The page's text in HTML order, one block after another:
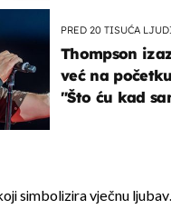
PRED 20 TISUĆA
Thompson
već na
"Što ću kad
simbolizira vječnu